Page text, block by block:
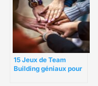
15 Jeux de Team
Building géniaux pour